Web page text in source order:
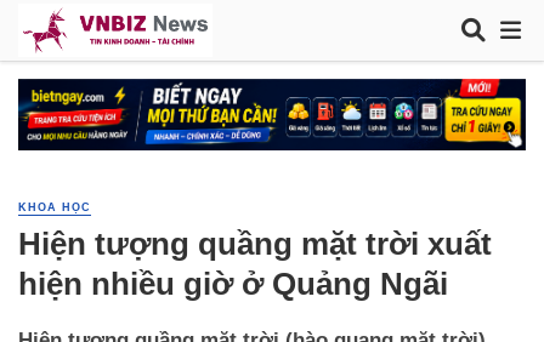
KHOA HỌC
Hiện tượng quầng mặt trời xuất
hiện nhiều giờ ở Quảng Ngãi